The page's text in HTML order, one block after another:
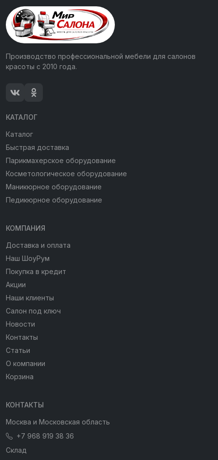
Производство профессиональной мебели для салонов
красоты с 2010 года.
КАТАЛОГ
Каталог
Быстрая доставка
Парикмахерское оборудование
Косметологическое оборудование
Маникюрное оборудование
Педикюрное оборудование
КОМПАНИЯ
Доставка и оплата
Наш ШоуРум
Покупка в кредит
Акции
Наши клиенты
Салон под ключ
Новости
Контакты
Статьи
О компании
Корзина
КОНТАКТЫ
Москва и Московская область
+7 968 919 38 36
Склад